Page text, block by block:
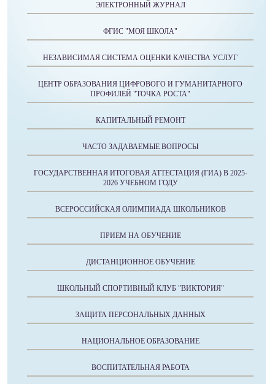
ЭЛЕКТРОННЫЙ ЖУРНАЛ
ФГИС "МОЯ ШКОЛА"
НЕЗАВИСИМАЯ СИСТЕМА ОЦЕНКИ КАЧЕСТВА УСЛУГ
ЦЕНТР ОБРАЗОВАНИЯ ЦИФРОВОГО И ГУМАНИТАРНОГО
ПРОФИЛЕЙ "ТОЧКА РОСТА"
КАПИТАЛЬНЫЙ РЕМОНТ
ЧАСТО ЗАДАВАЕМЫЕ ВОПРОСЫ
ГОСУДАРСТВЕННАЯ ИТОГОВАЯ АТТЕСТАЦИЯ (ГИА) В 2025-
2026 УЧЕБНОМ ГОДУ
ВСЕРОССИЙСКАЯ ОЛИМПИАДА ШКОЛЬНИКОВ
ПРИЕМ НА ОБУЧЕНИЕ
ДИСТАНЦИОННОЕ ОБУЧЕНИЕ
ШКОЛЬНЫЙ СПОРТИВНЫЙ КЛУБ "ВИКТОРИЯ"
ЗАЩИТА ПЕРСОНАЛЬНЫХ ДАННЫХ
НАЦИОНАЛЬНОЕ ОБРАЗОВАНИЕ
ВОСПИТАТЕЛЬНАЯ РАБОТА